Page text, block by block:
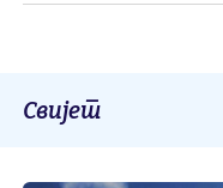
Свијет